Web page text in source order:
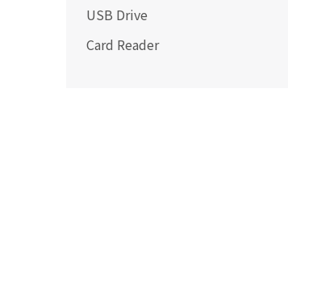
USB Drive
Card Reader